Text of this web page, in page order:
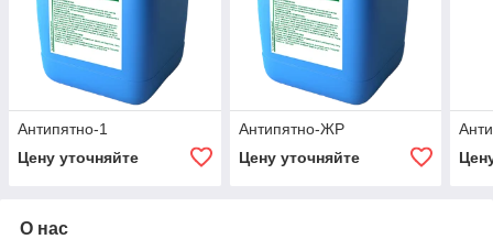
Антипятно-1
Цену уточняйте
Антипятно-ЖР
Цену уточняйте
О нас